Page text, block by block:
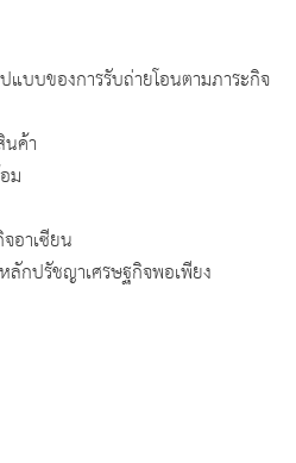
บของการรับถ่ายโอนตามภาระกิจ
ค้า
ม
อาเซียน
กปรัชญาเศรษฐกิจพอเพียง